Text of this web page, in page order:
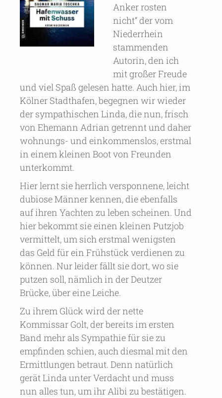
Anker rosten
nicht“ der vom
Niederrhein
stammenden
Autorin, den ich
mit großer Freude
und viel Spaß gelesen hatte. Auch hier, im
Kölner Stadthafen, begegnen wir wieder
der sympathischen Linda, die nun, frisch
von Ehemann Adrian getrennt und daher
wohnungs- und einkommenslos, erstmal
in einem kleinen Boot von Freunden
unterkommt.
Hier lernt sie herrlich versponnene, leicht
dubiose Männer kennen, die ebenfalls
auf ihren Yachten zu leben scheinen. Und
hier bekommt sie einen kleinen Putzjob
vermittelt, um sich erstmal wenigsten
das Geld für ein Frühstück verdienen zu
können. Nur leider fällt sie dort, wo sie
putzen soll, nämlich in der Deutzer
Brücke, über eine Leiche.
Zu ihrem Glück wird der nette
Kommissar Golt, der bereits im ersten
Band mehr als Sympathie für sie zu
empfinden schien, auch diesmal mit den
Ermittlungen betraut. Denn natürlich
gerät Linda unter Verdacht und muss
nun alles tun, um ihr Alibi zu bestätigen.